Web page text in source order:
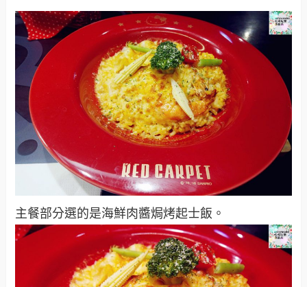
主餐部分選的是海鮮肉醬焗烤起士飯。